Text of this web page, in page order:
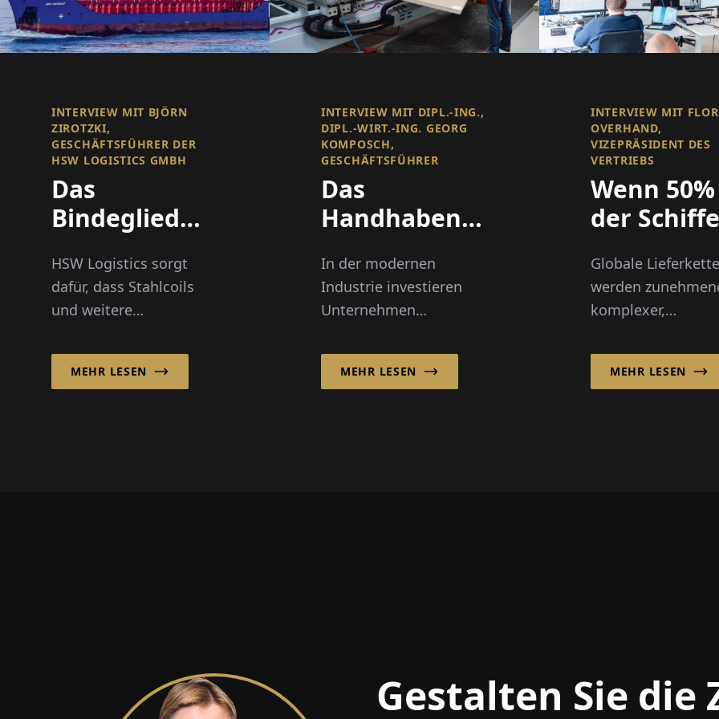
INTERVIEW MIT BJÖRN
ZIROTZKI,
GESCHÄFTSFÜHRER DER
HSW LOGISTICS GMBH
Das
Bindeglied
Binnen- und
Seeschifffahrt
HSW Logistics sorgt
dafür, dass Stahlcoils
und weitere
Unternehmen an Rhein
und Ruhr verlässlich
MEHR LESEN
INTERVIEW MIT DIPL.-ING.,
DIPL.-WIRT.-ING. GEORG
KOMPOSCH,
GESCHÄFTSFÜHRER
Das
Handhaben
Lasten
erleichtern
In der modernen
Industrie investieren
Unternehmen
intelligente
Handhabungs- und
MEHR LESEN
INTERVIEW MIT
OVERHAND,
VIZEPRÄSIDENT DES
VERTRIEBS
Wenn 50%
der Schiffe
sind, wird
Globale
werden
komplexer,
Lebensmittel- und
Frischesektor, wo
MEHR LESEN
Gestalten Sie